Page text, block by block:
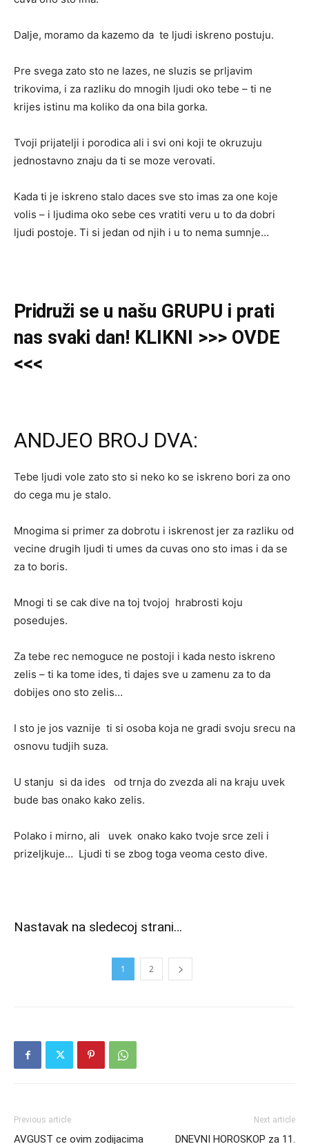
Dalje, moramo da kazemo da te ljudi iskreno postuju.
Pre svega zato sto ne lazes, ne sluzis se prljavim
trikovima, i za razliku do mnogih ljudi oko tebe – ti ne
krijes istinu ma koliko da ona bila gorka.
Tvoji prijatelji i porodica ali i svi oni koji te okruzuju
jednostavno znaju da ti se moze verovati.
Kada ti je iskreno stalo daces sve sto imas za one koje
volis – i ljudima oko sebe ces vratiti veru u to da dobri
ljudi postoje. Ti si jedan od njih i u to nema sumnje…
Pridruži se u našu GRUPU i prati
nas svaki dan! KLIKNI >>> OVDE
<<<
ANDJEO BROJ DVA:
Tebe ljudi vole zato sto si neko ko se iskreno bori za ono
do cega mu je stalo.
Mnogima si primer za dobrotu i iskrenost jer za razliku od
vecine drugih ljudi ti umes da cuvas ono sto imas i da se
za to boris.
Mnogi ti se cak dive na toj tvojoj hrabrosti koju
posedujes.
Za tebe rec nemoguce ne postoji i kada nesto iskreno
zelis – ti ka tome ides, ti dajes sve u zamenu za to da
dobijes ono sto zelis…
I sto je jos vaznije ti si osoba koja ne gradi svoju srecu na
osnovu tudjih suza.
U stanju si da ides od trnja do zvezda ali na kraju uvek
bude bas onako kako zelis.
Polako i mirno, ali uvek onako kako tvoje srce zeli i
prizeljkuje… Ljudi ti se zbog toga veoma cesto dive.
Nastavak na sledecoj strani…
1 2
Previous article
AVGUST ce ovim zodijacima
Next article
DNEVNI HOROSKOP za 11.